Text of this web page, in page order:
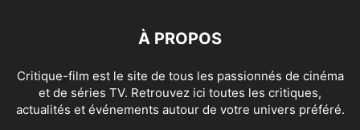
À PROPOS
Critique-film est le site de tous les passionnés de cinéma
et de séries TV. Retrouvez ici toutes les critiques,
actualités et événements autour de votre univers préféré.